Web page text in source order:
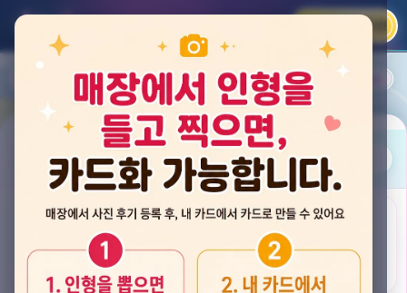
카카오 로그인
평점순 내 주변 즐겨찾기
뽑스 천안 불당점
★★★★☆ 4.2 후기 33